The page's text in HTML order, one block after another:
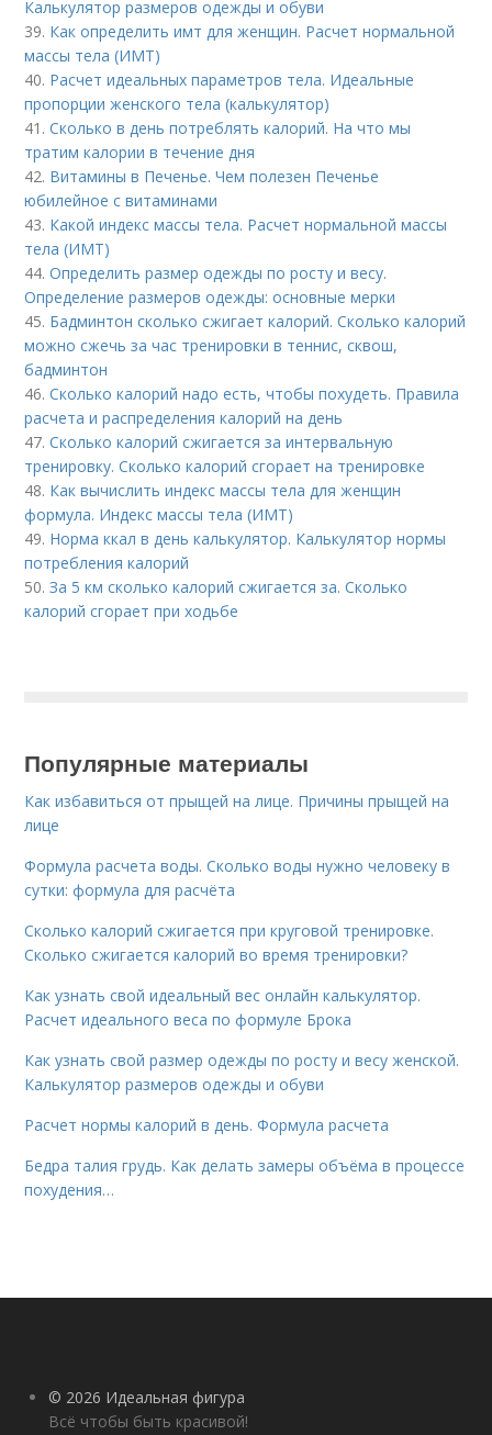
Калькулятор размеров одежды и обуви
39. Как определить имт для женщин. Расчет нормальной
массы тела (ИМТ)
40. Расчет идеальных параметров тела. Идеальные
пропорции женского тела (калькулятор)
41.Сколько в день потреблять калорий. На что мы
тратим калории в течение дня
42. Витамины в Печенье. Чем полезен Печенье
юбилейное с витаминами
43. Какой индекс массы тела. Расчет нормальной массы
тела (ИМТ)
44.Определить размер одежды по росту и весу.
Определение размеров одежды: основные мерки
45. Бадминтон сколько сжигает калорий. Сколько калорий
можно сжечь за час тренировки в теннис, сквош,
бадминтон
46.Сколько калорий надо есть, чтобы похудеть. Правила
расчета и распределения калорий на день
47.Сколько калорий сжигается за интервальную
тренировку. Сколько калорий сгорает на тренировке
48. Как вычислить индекс массы тела для женщин
формула. Индекс массы тела (ИМТ)
49. Норма ккал в день калькулятор. Калькулятор нормы
потребления калорий
50.За 5 км сколько калорий сжигается за. Сколько
калорий сгорает при ходьбе
Популярные материалы
Как избавиться от прыщей на лице. Причины прыщей на
лице
Формула расчета воды. Сколько воды нужно человеку в
сутки: формула для расчёта
Сколько калорий сжигается при круговой тренировке.
Сколько сжигается калорий во время тренировки?
Как узнать свой идеальный вес онлайн калькулятор.
Расчет идеального веса по формуле Брока
Как узнать свой размер одежды по росту и весу женской.
Калькулятор размеров одежды и обуви
Расчет нормы калорий в день. Формула расчета
Бедра талия грудь. Как делать замеры объёма в процессе
похудения…
© 2026 Идеальная фигура
Всё чтобы быть красивой!